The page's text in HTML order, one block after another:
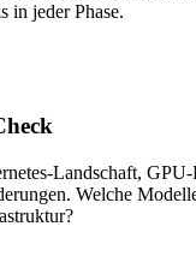
in jeder Phase.
Landschaft,
Welche